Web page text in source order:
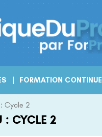
FORMATION CONTINUE
Cycle 2
: CYCLE 2